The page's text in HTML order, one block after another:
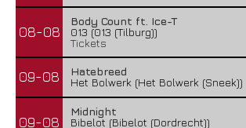
08-08
Body Count ft. Ice-T
013 (013 (Tilburg))
Tickets
09-08
Hatebreed
Het Bolwerk (Het Bolwerk (Sneek))
09-08
Midnight
Bibelot (Bibelot (Dordrecht))